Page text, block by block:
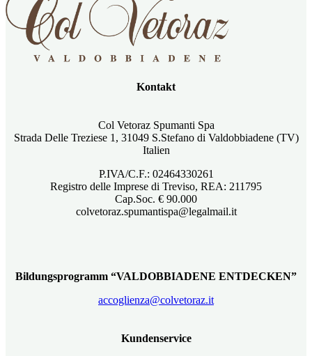
Kontakt
Col Vetoraz Spumanti Spa
Strada Delle Treziese 1, 31049 S.Stefano di Valdobbiadene (TV)
Italien
P.IVA/C.F.: 02464330261
Registro delle Imprese di Treviso, REA: 211795
Cap.Soc. € 90.000
colvetoraz.spumantispa@legalmail.it
Bildungsprogramm “VALDOBBIADENE ENTDECKEN”
accoglienza@colvetoraz.it
Kundenservice